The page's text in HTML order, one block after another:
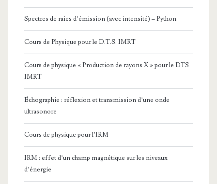
Spectres de raies d’émission (avec intensité) – Python
Cours de Physique pour le D.T.S. IMRT
Cours de physique « Production de rayons X » pour le DTS
IMRT
Échographie : réflexion et transmission d’une onde
ultrasonore
Cours de physique pour l’IRM
IRM : effet d’un champ magnétique sur les niveaux
d’énergie